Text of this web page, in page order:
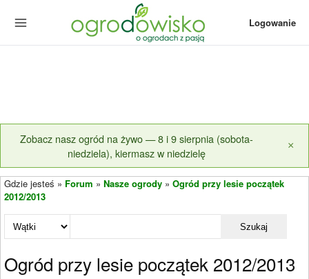
Logowanie
Zobacz nasz ogród na żywo — 8 i 9 sierpnia (sobota-
niedziela), kiermasz w niedzielę
×
Gdzie jesteś » Forum » Nasze ogrody » Ogród przy lesie początek
2012/2013
Szukaj
Ogród przy lesie początek 2012/2013